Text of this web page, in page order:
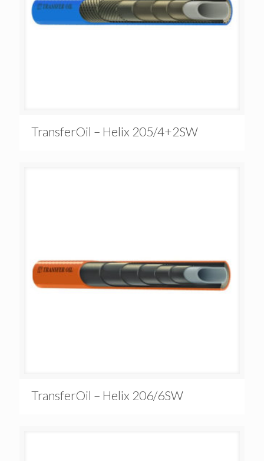
TransferOil – Helix 205/4+2SW
TransferOil – Helix 206/6SW